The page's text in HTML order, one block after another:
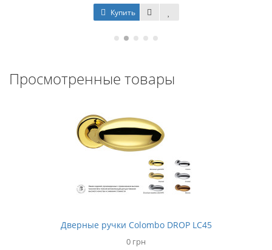
Купить
Просмотренные товары
Дверные ручки Colombo DROP LC45
0 грн